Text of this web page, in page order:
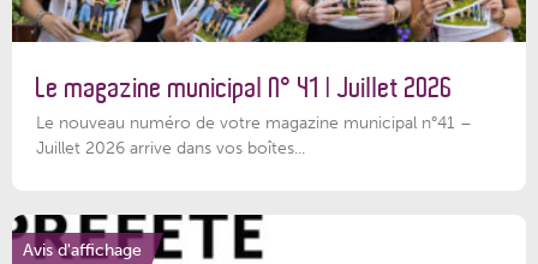
Le magazine municipal N° 41 | Juillet 2026
Le nouveau numéro de votre magazine municipal n°41 –
Juillet 2026 arrive dans vos boîtes...
Avis d'affichage